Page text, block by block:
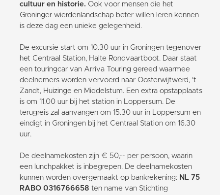
cultuur en historie. Ook voor mensen die het
Groninger wierdenlandschap beter willen leren kennen
is deze dag een unieke gelegenheid.
De excursie start om 10.30 uur in Groningen tegenover
het Centraal Station, Halte Rondvaartboot. Daar staat
een touringcar van Arriva Touring gereed waarmee
deelnemers worden vervoerd naar Oosterwijtwerd, 't
Zandt, Huizinge en Middelstum. Een extra opstapplaats
is om 11.00 uur bij het station in Loppersum. De
terugreis zal aanvangen om 15.30 uur in Loppersum en
eindigt in Groningen bij het Centraal Station om 16.30
uur.
De deelnamekosten zijn € 50,-- per persoon, waarin
een lunchpakket is inbegrepen. De deelnamekosten
kunnen worden overgemaakt op bankrekening: NL 75
RABO 0316766658 ten name van Stichting